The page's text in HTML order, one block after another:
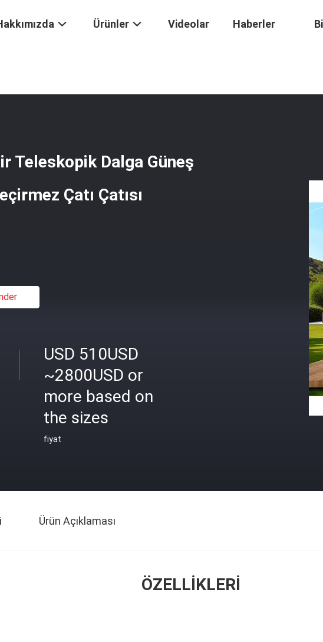
Ürünler Videolar Haberler
Teleskopik Dalga Güneş
Çatı Çatısı
USD 510USD
~2800USD or
more based on
the sizes
fiyat
Ürün Açıklaması
ÖZELLIKLERI